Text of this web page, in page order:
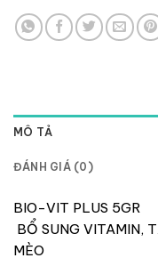
MÔ TẢ
ĐÁNH GIÁ (0)
BIO-VIT PLUS 5GR
BỔ SUNG VITAMIN,
MÈO